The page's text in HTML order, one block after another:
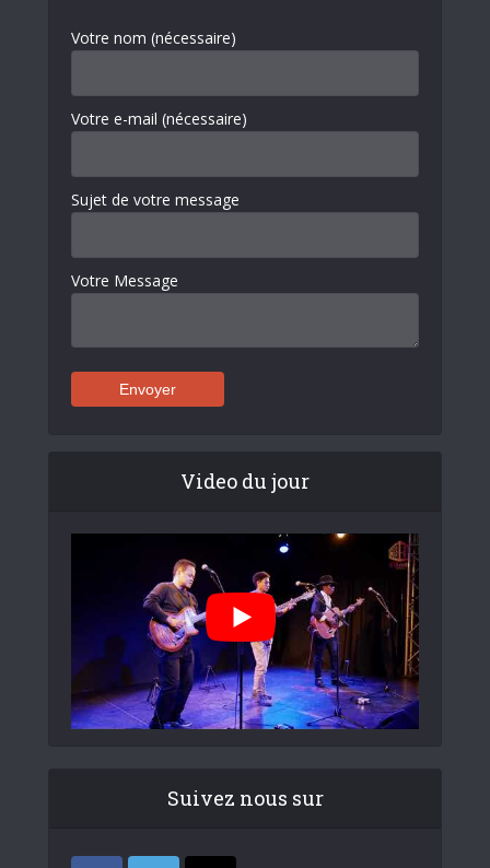
Votre nom (nécessaire)
Votre e-mail (nécessaire)
Sujet de votre message
Votre Message
Video du jour
Suivez nous sur